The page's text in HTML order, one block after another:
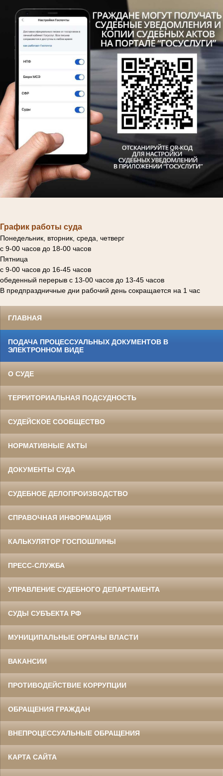
График работы суда
Понедельник, вторник, среда, четверг
с 9-00 часов до 18-00 часов
Пятница
с 9-00 часов до 16-45 часов
обеденный перерыв с 13-00 часов до 13-45 часов
В предпраздничные дни рабочий день сокращается на 1 час
ГЛАВНАЯ
ПОДАЧА ПРОЦЕССУАЛЬНЫХ ДОКУМЕНТОВ В
ЭЛЕКТРОННОМ ВИДЕ
О СУДЕ
ТЕРРИТОРИАЛЬНАЯ ПОДСУДНОСТЬ
СУДЕЙСКОЕ СООБЩЕСТВО
НОРМАТИВНЫЕ АКТЫ
ДОКУМЕНТЫ СУДА
СУДЕБНОЕ ДЕЛОПРОИЗВОДСТВО
СПРАВОЧНАЯ ИНФОРМАЦИЯ
КАЛЬКУЛЯТОР ГОСПОШЛИНЫ
ПРЕСС-СЛУЖБА
УПРАВЛЕНИЕ СУДЕБНОГО ДЕПАРТАМЕНТА
СУДЫ СУБЪЕКТА РФ
МУНИЦИПАЛЬНЫЕ ОРГАНЫ ВЛАСТИ
ВАКАНСИИ
ПРОТИВОДЕЙСТВИЕ КОРРУПЦИИ
ОБРАЩЕНИЯ ГРАЖДАН
ВНЕПРОЦЕССУАЛЬНЫЕ ОБРАЩЕНИЯ
КАРТА САЙТА